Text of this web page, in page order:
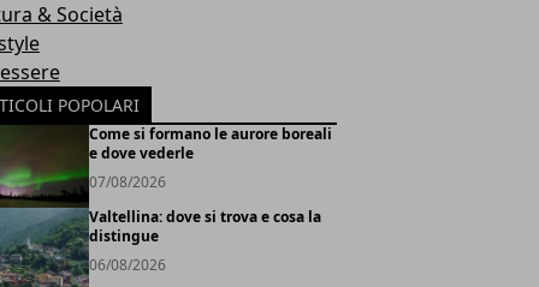
& Società
POPOLARI
Come si formano le aurore boreali
e dove vederle
07/08/2026
Valtellina: dove si trova e cosa la
distingue
06/08/2026